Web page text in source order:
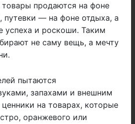
продаются на фоне
путевки — на фоне отдыха, а
успеха и роскоши. Таким
не саму вещь, а мечту
пытаются
запахами и внешним
на товарах, которые
оранжевого или